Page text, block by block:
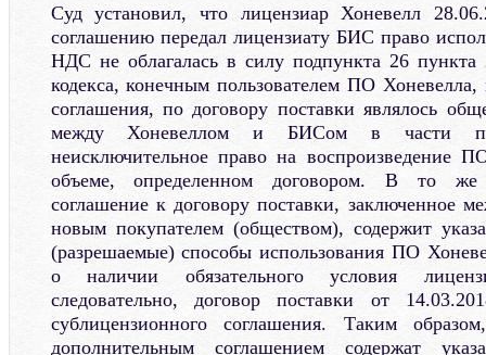
Суд установил, что лицензиар Хоневелл
соглашению передал лицензиату БИС право
НДС не облагалась в силу подпункта 26 пункта
кодекса, конечным пользователем ПО Хоневелла,
соглашения, по договору поставки являлось
между Хоневеллом и БИСом в части
неисключительное право на воспроизведение
объеме, определенном договором. В то же
соглашение к договору поставки, заключенное
новым покупателем (обществом), содержит
(разрешаемые) способы использования ПО
о наличии обязательного условия
следовательно, договор поставки от
сублицензионного соглашения. Таким
дополнительным соглашением содержат